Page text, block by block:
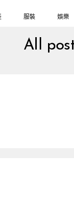
服裝 娛樂
All